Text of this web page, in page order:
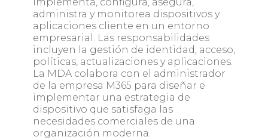
implementa, configura, asegura,
administra y monitorea dispositivos y
aplicaciones cliente en un entorno
empresarial. Las responsabilidades
incluyen la gestión de identidad, acceso,
políticas, actualizaciones y aplicaciones.
La MDA colabora con el administrador
de la empresa M365 para diseñar e
implementar una estrategia de
dispositivo que satisfaga las
necesidades comerciales de una
organización moderna.